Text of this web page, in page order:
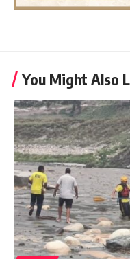
You Might Also